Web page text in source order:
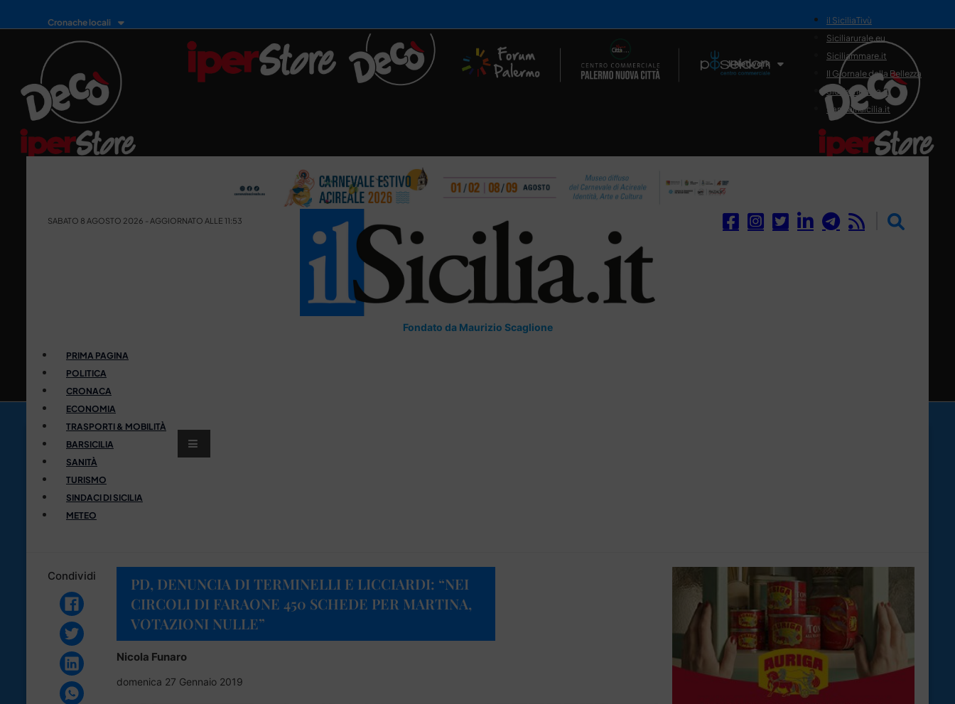
Cronache locali
Il Network
il SiciliaTivù
Siciliarurale.eu
Siciliammare.it
Il Giornale della Bellezza
Siciliamedica.it
Sanitainsicilia.it
SABATO 8 AGOSTO 2026 - AGGIORNATO ALLE 11:53
Fondato da Maurizio Scaglione
PRIMA PAGINA
POLITICA
CRONACA
ECONOMIA
TRASPORTI & MOBILITÀ
BARSICILIA
SANITÀ
TURISMO
SINDACI DI SICILIA
METEO
Condividi
PD, DENUNCIA DI TERMINELLI E LICCIARDI: “NEI
CIRCOLI DI FARAONE 450 SCHEDE PER MARTINA,
VOTAZIONI NULLE”
Nicola Funaro
domenica 27 Gennaio 2019